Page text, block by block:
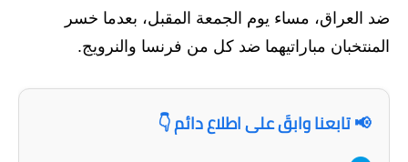
المرحلة المتوسطة
ضد العراق، مساء يوم الجمعة المقبل، بعدما خسر
المنتخبان مباراتيهما ضد كل من فرنسا والنرويج.
📢 تابعنا وابقَ على اطلاع دائم 👇